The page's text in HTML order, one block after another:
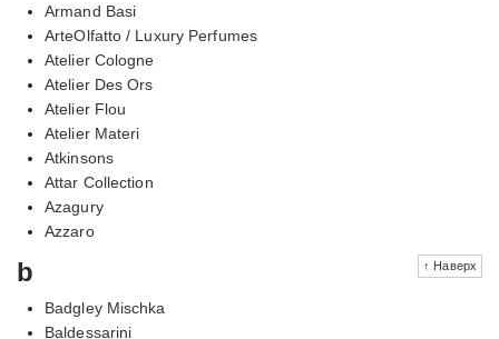
Armand Basi
ArteOlfatto / Luxury Perfumes
Atelier Cologne
Atelier Des Ors
Atelier Flou
Atelier Materi
Atkinsons
Attar Collection
Azagury
Azzaro
↑ Наверх
b
Badgley Mischka
Baldessarini